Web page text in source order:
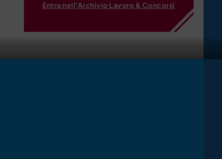
Entra nell'Archivio Lavoro & Concorsi